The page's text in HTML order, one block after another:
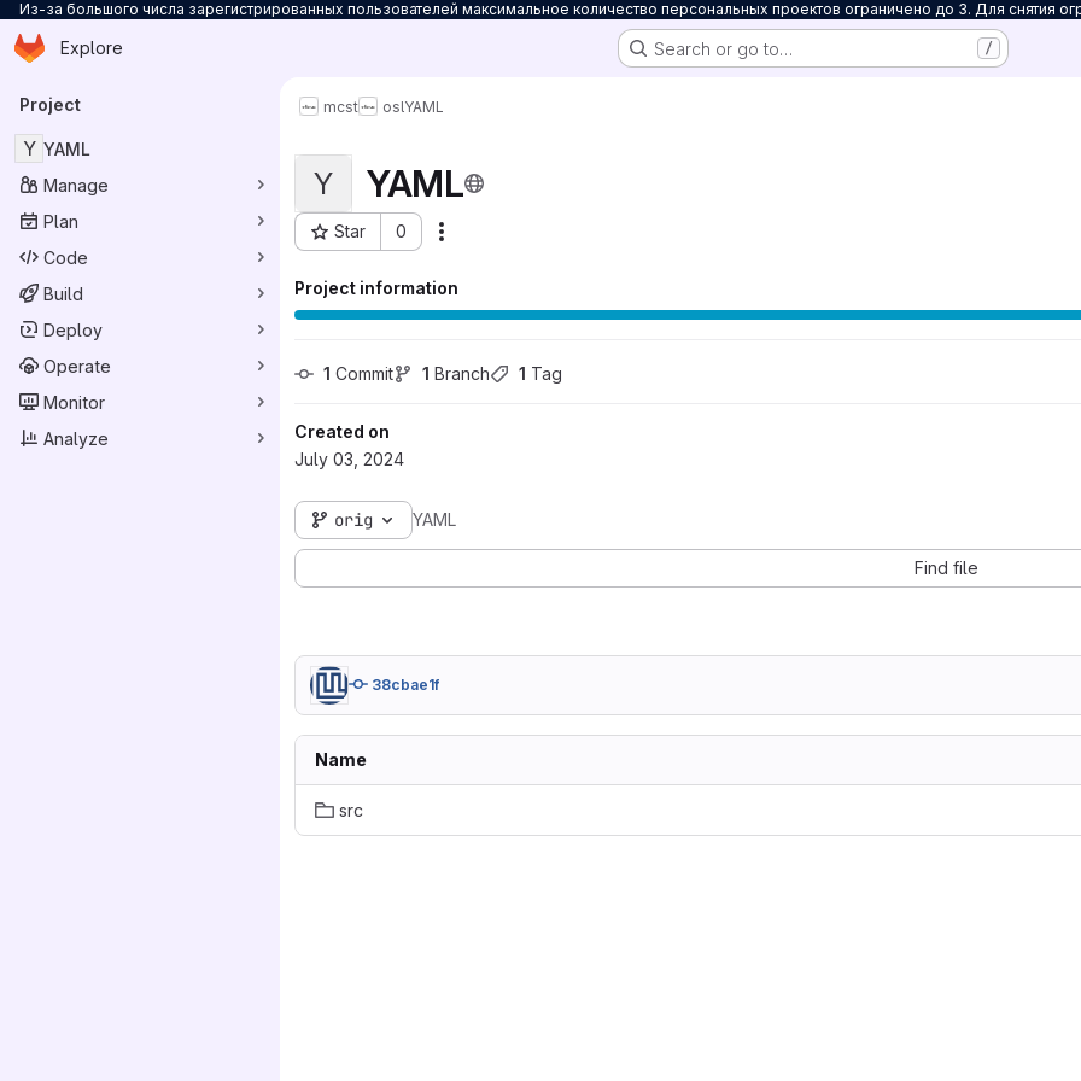
Из-за большого числа зарегистрированных пользователей максимальное количество персональных проектов ограничено до 3. Для снятия
Skip to main content
Homepage
Explore Search or go to… /
Primary navigation
Project
Y YAML
Manage
Plan
Code
Build
Deploy
Operate
Monitor
Analyze
mcst oslYAML
Y YAML
Star 0
Project ID: 20523
Project information
1 Commit 1 Branch 1 Tag
Created on
July 03, 2024
orig YAML
Find file
38cbae1f
Name
src